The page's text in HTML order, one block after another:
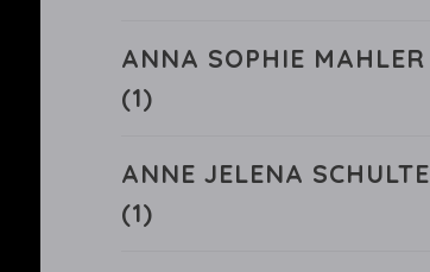
ANNA SOPHIE MAHLER
(1)
ANNE JELENA SCHULTE
(1)